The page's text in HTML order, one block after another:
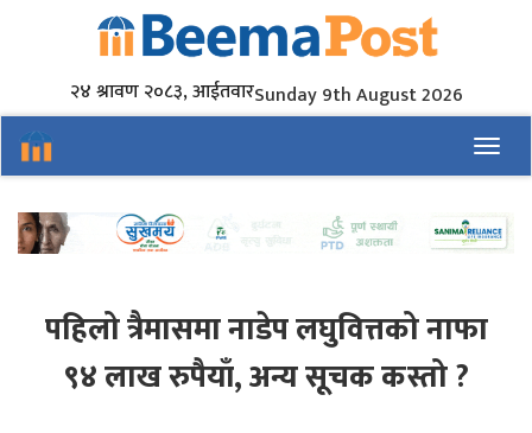
२४ श्रावण २०८३, आईतवारSunday 9th August 2026
पहिलो त्रैमासमा नाडेप लघुवित्तको नाफा
९४ लाख रुपैयाँ, अन्य सूचक कस्तो ?